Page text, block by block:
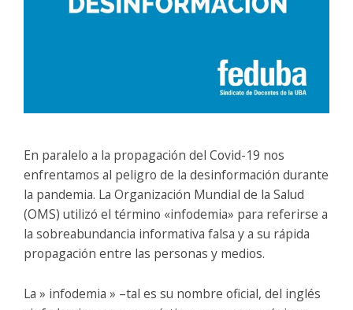
En paralelo a la propagación del Covid-19 nos
enfrentamos al peligro de la desinformación durante
la pandemia. La Organización Mundial de la Salud
(OMS) utilizó el término «infodemia» para referirse a
la sobreabundancia informativa falsa y a su rápida
propagación entre las personas y medios.
La » infodemia » –tal es su nombre oficial, del inglés